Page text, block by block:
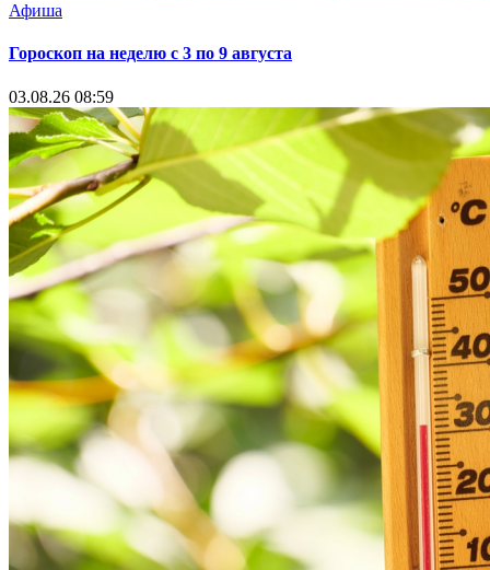
Афиша
Гороскоп на неделю с 3 по 9 августа
03.08.26 08:59